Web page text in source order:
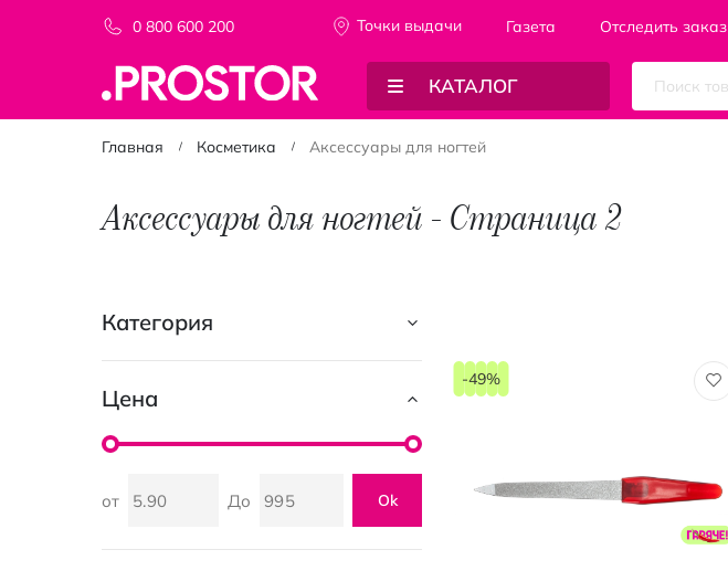
0 800 600 200 Точки выдачи Газета Отследить заказ
КАТАЛОГ
Главная Косметика Аксессуары для ногтей
Аксессуары для ногтей - Страница 2
-49%
Категория
Цена
от До Ok